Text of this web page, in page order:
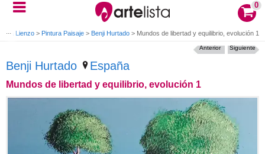
0
Lienzo > Pintura Paisaje > Benji Hurtado > Mundos de libertad y equilibrio, evolución 1
Benji Hurtado España
Mundos de libertad y equilibrio, evolución 1
Siguiente
Anterior